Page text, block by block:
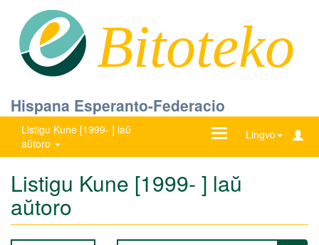
Bitoteko
Hispana Esperanto-Federacio
Listigu Kune [1999- ] laŭ
aŭtoro
Lingvo
Ŝanĝu
Listigu Kune [1999- ] laŭ
aŭtoro